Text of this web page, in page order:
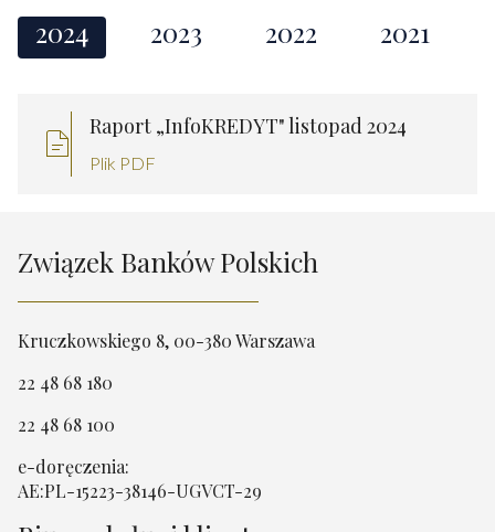
2024
2023 2022 2021
Raport „InfoKREDYT" listopad 2024
Plik PDF
Związek Banków Polskich
Kruczkowskiego 8, 00-380 Warszawa
22 48 68 180
22 48 68 100
e-doręczenia:
AE:PL-15223-38146-UGVCT-29